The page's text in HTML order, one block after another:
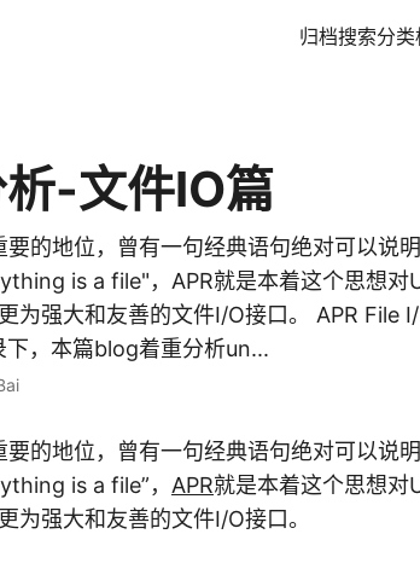
归档搜索分类
-文件IO篇
的地位，曾有一句经典语句绝对可以说
is a file"，APR就是本着这个思想对
为强大和友善的文件I/O接口。 APR File
，本篇blog着重分析un...
的地位，曾有一句经典语句绝对可以说
is a file”， APR就是本着这个思想对
为强大和友善的文件I/O接口。